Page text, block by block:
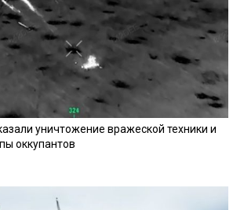
уничтожение вражеской техники и
оккупантов